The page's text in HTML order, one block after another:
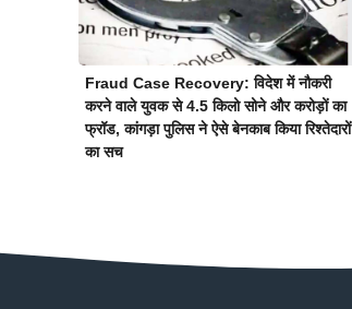
Fraud Case Recovery: विदेश में नौकरी
करने वाले युवक से 4.5 किलो सोने और करोड़ों का
फ्रॉड, कांगड़ा पुलिस ने ऐसे बेनकाब किया रिश्तेदारों
का सच